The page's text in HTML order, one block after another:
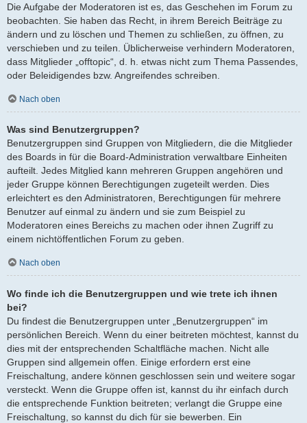
Die Aufgabe der Moderatoren ist es, das Geschehen im Forum zu
beobachten. Sie haben das Recht, in ihrem Bereich Beiträge zu
ändern und zu löschen und Themen zu schließen, zu öffnen, zu
verschieben und zu teilen. Üblicherweise verhindern Moderatoren,
dass Mitglieder „offtopic“, d. h. etwas nicht zum Thema Passendes,
oder Beleidigendes bzw. Angreifendes schreiben.
Nach oben
Was sind Benutzergruppen?
Benutzergruppen sind Gruppen von Mitgliedern, die die Mitglieder
des Boards in für die Board-Administration verwaltbare Einheiten
aufteilt. Jedes Mitglied kann mehreren Gruppen angehören und
jeder Gruppe können Berechtigungen zugeteilt werden. Dies
erleichtert es den Administratoren, Berechtigungen für mehrere
Benutzer auf einmal zu ändern und sie zum Beispiel zu
Moderatoren eines Bereichs zu machen oder ihnen Zugriff zu
einem nichtöffentlichen Forum zu geben.
Nach oben
Wo finde ich die Benutzergruppen und wie trete ich ihnen
bei?
Du findest die Benutzergruppen unter „Benutzergruppen“ im
persönlichen Bereich. Wenn du einer beitreten möchtest, kannst du
dies mit der entsprechenden Schaltfläche machen. Nicht alle
Gruppen sind allgemein offen. Einige erfordern erst eine
Freischaltung, andere können geschlossen sein und weitere sogar
versteckt. Wenn die Gruppe offen ist, kannst du ihr einfach durch
die entsprechende Funktion beitreten; verlangt die Gruppe eine
Freischaltung, so kannst du dich für sie bewerben. Ein